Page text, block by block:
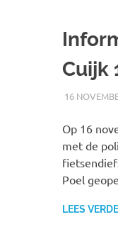
Cuijk
16
Op 16
met de
Poel
LEES